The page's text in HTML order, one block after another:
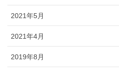
2021年5月
2021年4月
2019年8月